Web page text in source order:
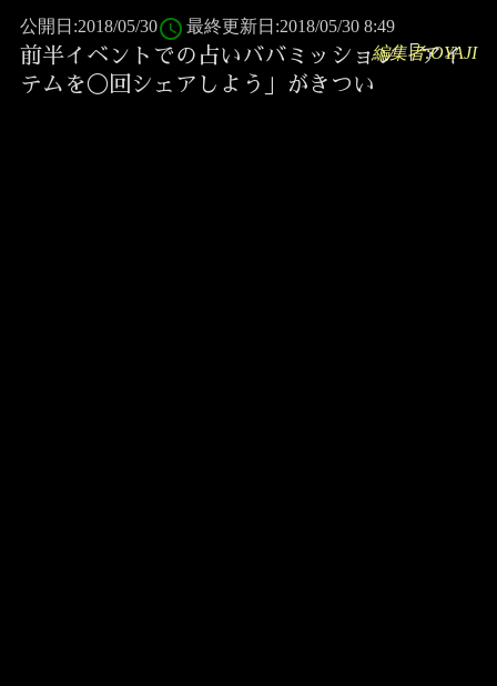
公開日:2018/05/30access_time 最終更新日:2018/05/30 8:49
前半イベントでの占いババミッション「アイ
テムを◯回シェアしよう」がきつい
編集者:OYAJI